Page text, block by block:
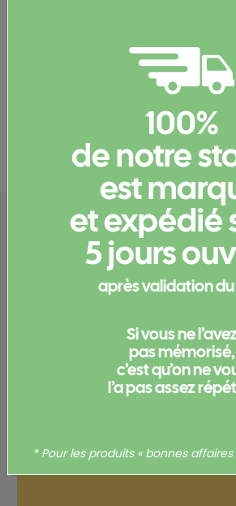
Informations complémentaires
Documents et certificats
Configurez
produit
et/ou commander votre produit.
Votre
Total
100%
de notre
est
et expédié
5 jours
après validation du
Si vous ne
pas mémorisé,
c’est qu’on ne
l’a pas assez
* Pour les produits « bonnes